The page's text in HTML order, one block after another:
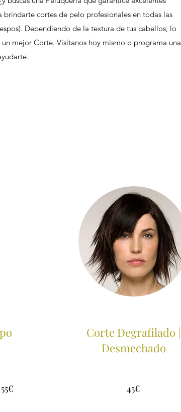
cortes de pelo profesionales en todas las
Dependiendo de la textura de tus cabellos, lo
mejor Corte. Visítanos hoy mismo o programa una
Corte Degrafilado |
Desmechado
45€